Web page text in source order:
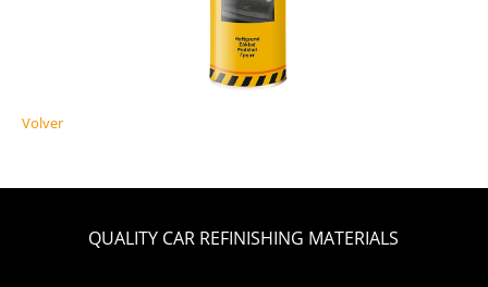
Volver
QUALITY CAR REFINISHING MATERIALS